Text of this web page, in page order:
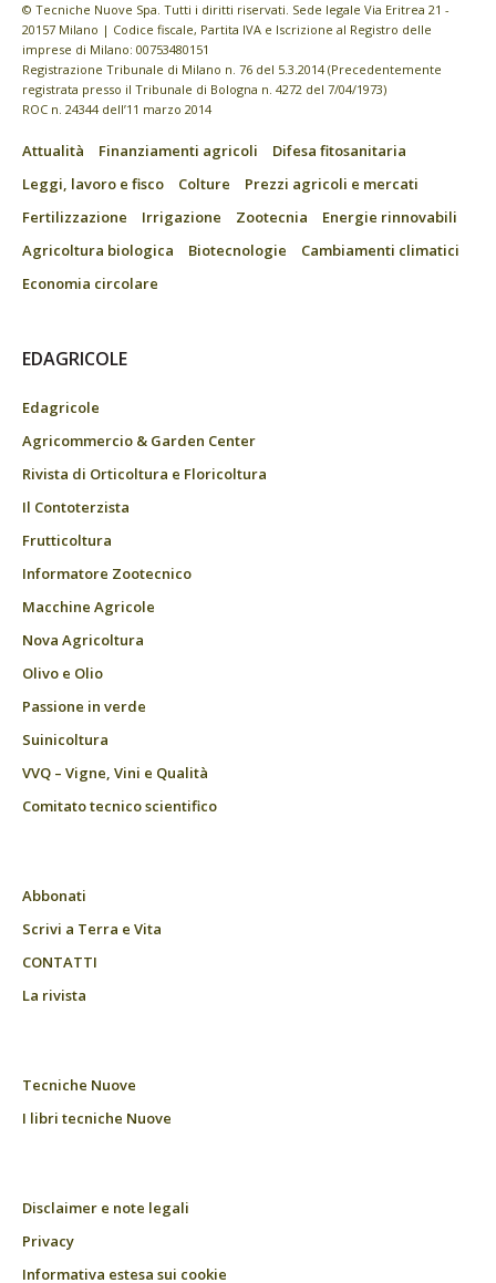
© Tecniche Nuove Spa. Tutti i diritti riservati. Sede legale Via Eritrea 21 -
20157 Milano | Codice fiscale, Partita IVA e Iscrizione al Registro delle
imprese di Milano: 00753480151
Registrazione Tribunale di Milano n. 76 del 5.3.2014 (Precedentemente
registrata presso il Tribunale di Bologna n. 4272 del 7/04/1973)
ROC n. 24344 dell’11 marzo 2014
Attualità Finanziamenti agricoli
Difesa fitosanitaria
Leggi, lavoro e fisco
Colture
Prezzi agricoli e mercati
Fertilizzazione
Irrigazione Zootecnia
Energie rinnovabili
Agricoltura biologica
Biotecnologie
Cambiamenti climatici
Economia circolare
EDAGRICOLE
Edagricole
Agricommercio & Garden Center
Rivista di Orticoltura e Floricoltura
Il Contoterzista
Frutticoltura
Informatore Zootecnico
Macchine Agricole
Nova Agricoltura
Olivo e Olio
Passione in verde
Suinicoltura
VVQ – Vigne, Vini e Qualità
Comitato tecnico scientifico
Abbonati
Scrivi a Terra e Vita
CONTATTI
La rivista
Tecniche Nuove
I libri tecniche Nuove
Disclaimer e note legali
Privacy
Informativa estesa sui cookie